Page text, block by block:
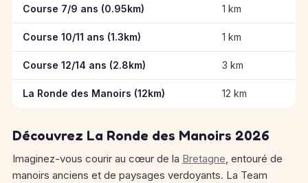
Informations clés des épreuves de La Ronde des Manoirs
Course 7/9 ans (0.95km) 1 km
Course 10/11 ans (1.3km) 1 km
Course 12/14 ans (2.8km) 3 km
La Ronde des Manoirs (12km) 12 km
Découvrez La Ronde des Manoirs 2026
Imaginez-vous courir au cœur de la Bretagne, entouré de
manoirs anciens et de paysages verdoyants. La Team